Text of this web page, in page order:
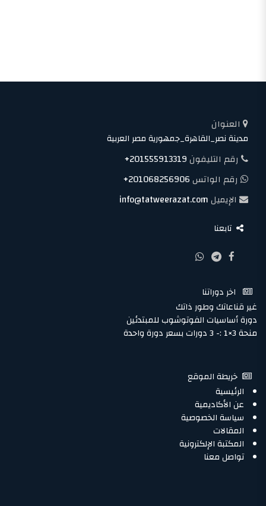
العنوان
مدينة نصر_القاهرة_جمهورية مصر العربية
رقم التليفون+201555913319
رقم الواتس+201068256906
الإيميلinfo@tatweerazat.com
تابعنا
اخر دوراتنا
غير قناعاتك وطور ذاتك
دورة أساسيات الفوتوشوب للمبتدئين
منحة 3×1 :- 3 دورات بسعر دورة واحدة
خريطة الموقع
الرئيسية
عن الأكاديمية
سياسة الخصوصية
المقالات
المكتبة الإلكترونية
تواصل معنا